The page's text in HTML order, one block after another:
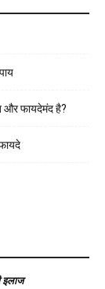
और फायदेमंद है?